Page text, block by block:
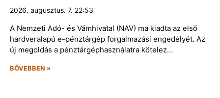
2026. augusztus. 7. 22:53
A Nemzeti Adó- és Vámhivatal (NAV) ma kiadta az első
hardveralapú e-pénztárgép forgalmazási engedélyét. Az
új megoldás a pénztárgéphasználatra kötelez…
BŐVEBBEN »